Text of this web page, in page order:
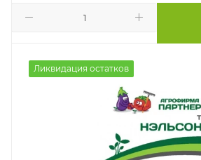
Ликвидация остатков